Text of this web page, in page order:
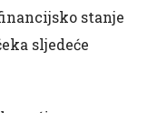
stanje
sljedeće